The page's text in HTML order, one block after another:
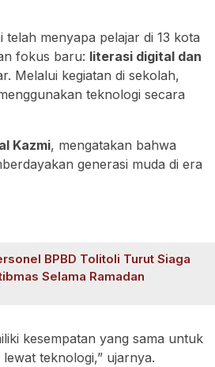
menyapa pelajar di 13 kota
fokus baru: literasi digital dan
Melalui kegiatan di sekolah,
teknologi secara
Kazmi, mengatakan bahwa
generasi muda di era
BPBD Tolitoli Turut Siaga
Selama Ramadan
kesempatan yang sama untuk
teknologi,” ujarnya.